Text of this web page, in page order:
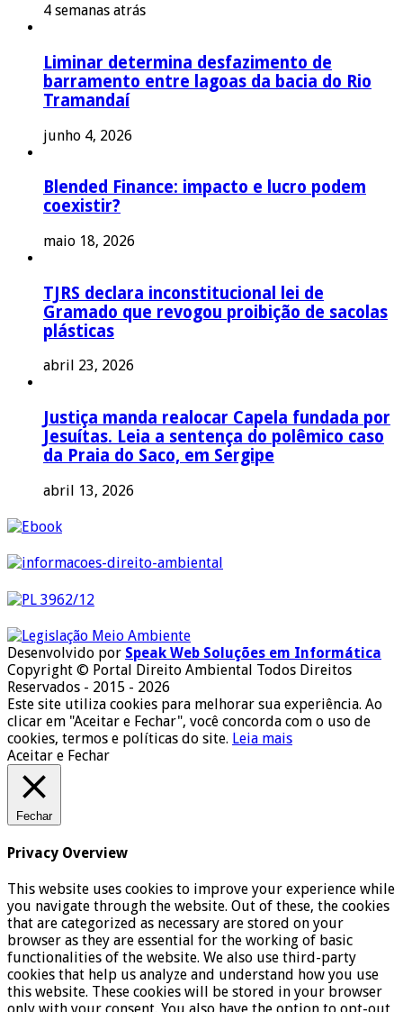
4 semanas atrás
Liminar determina desfazimento de
barramento entre lagoas da bacia do Rio
Tramandaí
junho 4, 2026
Blended Finance: impacto e lucro podem
coexistir?
maio 18, 2026
TJRS declara inconstitucional lei de
Gramado que revogou proibição de sacolas
plásticas
abril 23, 2026
Justiça manda realocar Capela fundada por
Jesuítas. Leia a sentença do polêmico caso
da Praia do Saco, em Sergipe
abril 13, 2026
Desenvolvido por Speak Web Soluções em Informática
Copyright © Portal Direito Ambiental Todos Direitos
Reservados - 2015 - 2026
Este site utiliza cookies para melhorar sua experiência. Ao
clicar em "Aceitar e Fechar", você concorda com o uso de
cookies, termos e políticas do site. Leia mais
Aceitar e Fechar
Fechar
Privacy Overview
This website uses cookies to improve your experience while
you navigate through the website. Out of these, the cookies
that are categorized as necessary are stored on your
browser as they are essential for the working of basic
functionalities of the website. We also use third-party
cookies that help us analyze and understand how you use
this website. These cookies will be stored in your browser